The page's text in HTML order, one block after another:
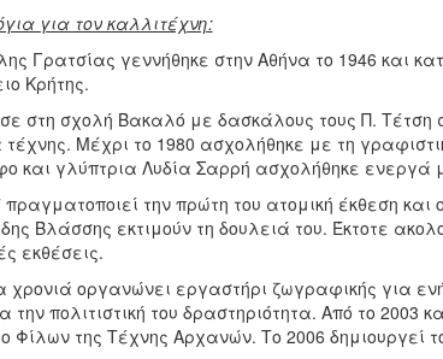
για τον καλλιτέχνη:
Γρατσίας γεννήθηκε στην Αθήνα το 1946 και
Κρήτης.
στη σχολή Βακαλό με δασκάλους τους Π. Τέτση
τέχνης. Μέχρι το 1980 ασχολήθηκε με τη
και γλύπτρια Λυδία Σαρρή ασχολήθηκε ενεργά
πραγματοποιεί την πρώτη του ατομική έκθεση
Βλάσσης εκτιμούν τη δουλειά του. Έκτοτε
εκθέσεις.
χρονιά οργανώνει εργαστήρι ζωγραφικής για
την πολιτιστική του δραστηριότητα. Από το
Φίλων της Τέχνης Αρχανών. Το 2006 δημιουργεί